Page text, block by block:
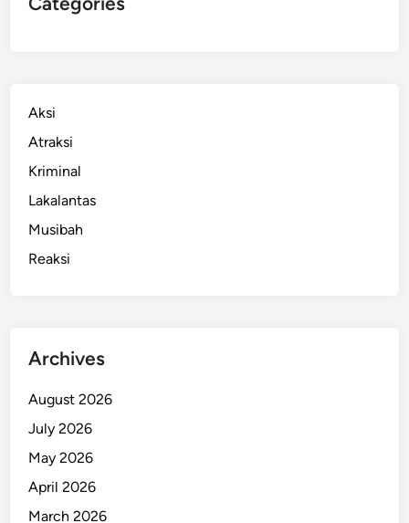
P
A
k
i
r
n
Aksi
Atraksi
Kriminal
Lakalantas
Musibah
Reaksi
Archives
August 2026
July 2026
May 2026
April 2026
March 2026